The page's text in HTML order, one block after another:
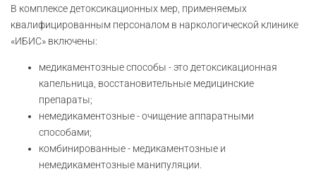
В комплексе детоксикационных мер, применяемых
квалифицированным персоналом в наркологической клинике
«ИБИС» включены:
медикаментозные способы - это детоксикационная
капельница, восстановительные медицинские
препараты;
немедикаментозные - очищение аппаратными
способами;
комбинированные - медикаментозные и
немедикаментозные манипуляции.